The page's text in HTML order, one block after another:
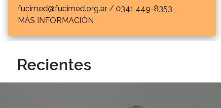
fucimed@fucimed.org.ar / 0341 449-8353
MÁS INFORMACIÓN
Recientes